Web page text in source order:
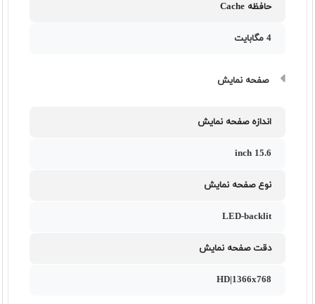
حافظه Cache
4 مگابایت
صفحه نمایش
اندازه صفحه نمایش
15.6 inch
نوع صفحه نمایش
LED-backlit
دقت صفحه نمایش
HD|1366x768